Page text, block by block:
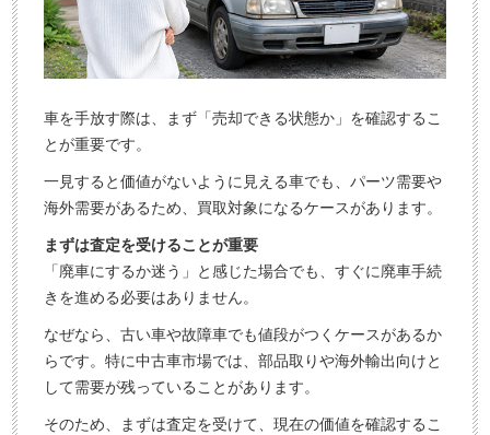
査
定
申
込
み
談
車を手放す際は、まず「売却できる状態か」を確認するこ
とが重要です。
一見すると価値がないように見える車でも、パーツ需要や
海外需要があるため、買取対象になるケースがあります。
まずは査定を受けることが重要
「廃車にするか迷う」と感じた場合でも、すぐに廃車手続
きを進める必要はありません。
なぜなら、古い車や故障車でも値段がつくケースがあるか
らです。特に中古車市場では、部品取りや海外輸出向けと
して需要が残っていることがあります。
そのため、まずは査定を受けて、現在の価値を確認するこ